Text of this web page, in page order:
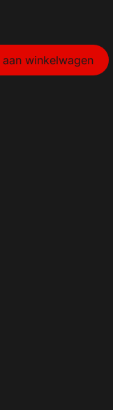
winkelwagen